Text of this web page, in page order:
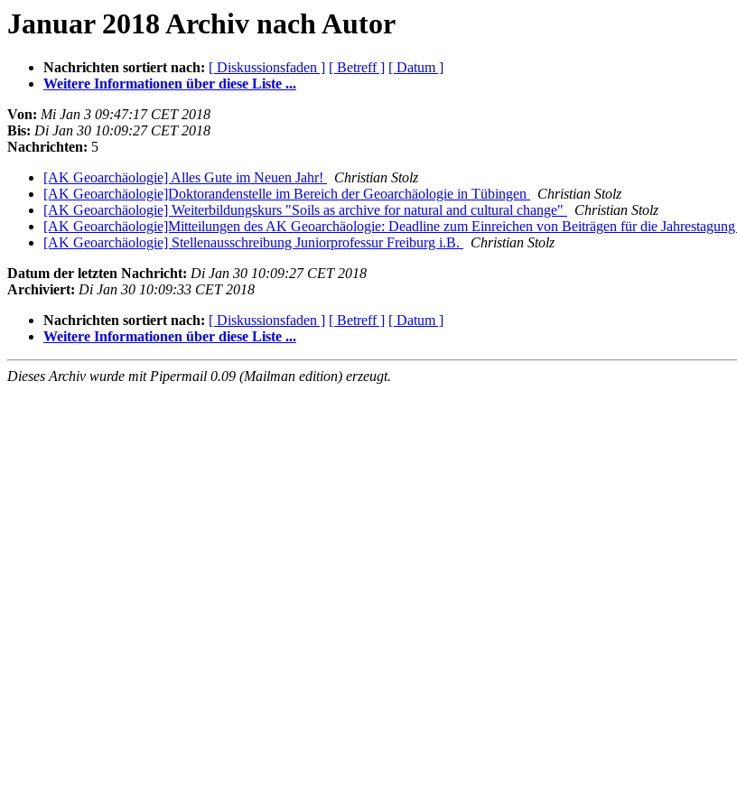
Januar 2018 Archiv nach Autor
Nachrichten sortiert nach: [ Diskussionsfaden ] [ Betreff ] [ Datum ]
Weitere Informationen über diese Liste ...
Von: Mi Jan 3 09:47:17 CET 2018
Bis: Di Jan 30 10:09:27 CET 2018
Nachrichten: 5
[AK Geoarchäologie] Alles Gute im Neuen Jahr!
Christian Stolz
[AK Geoarchäologie]Doktorandenstelle im Bereich der Geoarchäologie in Tübingen
Christian Stolz
[AK Geoarchäologie] Weiterbildungskurs "Soils as archive for natural and cultural change"
Christian Stolz
[AK Geoarchäologie]Mitteilungen des AK Geoarchäologie: Deadline zum Einreichen von Beiträgen für die
[AK Geoarchäologie] Stellenausschreibung Juniorprofessur Freiburg i.B.
Christian Stolz
Datum der letzten Nachricht: Di Jan 30 10:09:27 CET 2018
Archiviert: Di Jan 30 10:09:33 CET 2018
Nachrichten sortiert nach: [ Diskussionsfaden ] [ Betreff ] [ Datum ]
Weitere Informationen über diese Liste ...
Dieses Archiv wurde mit Pipermail 0.09 (Mailman edition) erzeugt.